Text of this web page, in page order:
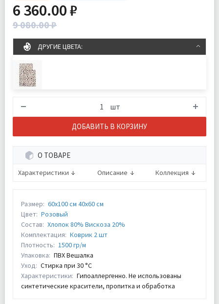
6 360.00 ₽
9 080.00 ₽
ДРУГИЕ ЦВЕТА:
шт
ДОБАВИТЬ В КОРЗИНУ
О ТОВАРЕ
Характеристики Описание Коллекция
Размер: 60х100 см 40х60 см
Цвет: Розовый
Состав: Хлопок 80% Вискоза 20%
Комплектация: Коврик 2 шт
Плотность: 1500 гр/м
Упаковка: ПВХ Вешалка
Уход: Стирка при 30 °С
Характеристики: Гипоаллергенно. Не использованы
синтетические красители, пропитка и обработка